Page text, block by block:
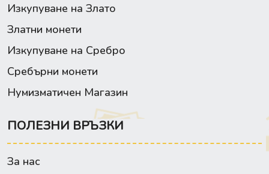
Изкупуване на Злато
Златни монети
Изкупуване на Сребро
Сребърни монети
Нумизматичен Магазин
ПОЛЕЗНИ ВРЪЗКИ
За нас